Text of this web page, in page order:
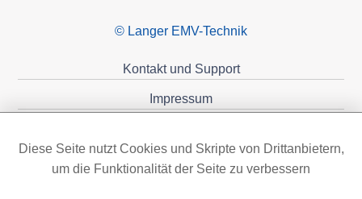
© Langer EMV-Technik
Kontakt und Support
Impressum
Diese Seite nutzt Cookies und Skripte von Drittanbietern,
um die Funktionalität der Seite zu verbessern